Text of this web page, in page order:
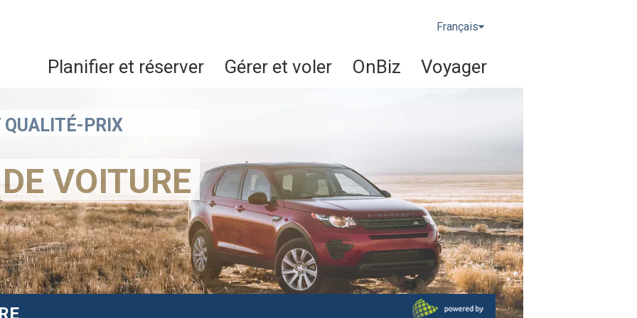
Français
Planifier et réserver Gérer et voler OnBiz Voyager
QUALITÉ-PRIX
VOITURE